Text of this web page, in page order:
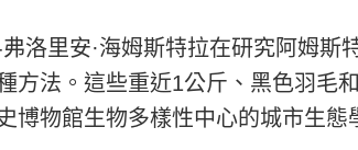
洛里安·海姆斯特拉在研究阿姆斯
方法。這些重近1公斤、黑色羽毛
博物館生物多樣性中心的城市生